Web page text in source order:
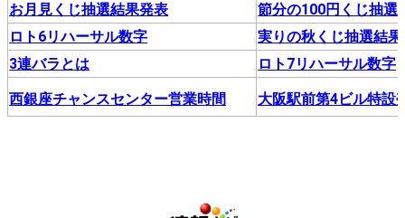
お月見くじ抽選結果発表
節分の100円くじ抽選
ロト6リハーサル数字
実りの秋くじ抽選結
3連バラとは
ロト7リハーサル数字
西銀座チャンスセンター営業時間 大阪駅前第4ビル特設